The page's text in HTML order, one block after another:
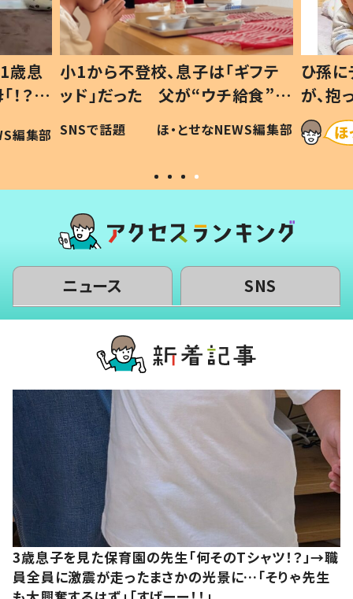
歳息
？」
編集部
小1から不登校、息子は「ギフテ
ッド」だった 父が“ウチ給食”を
作り続ける理由とは #令和の親
#令和の子
SNSで話題 ほ・とせなNEWS編集部
ひ孫
が、
「涙が
い」
ニュース SNS
3歳息子を見た保育園の先生「何そのTシャツ！？」→職
員全員に激震が走ったまさかの光景に…「そりゃ先生